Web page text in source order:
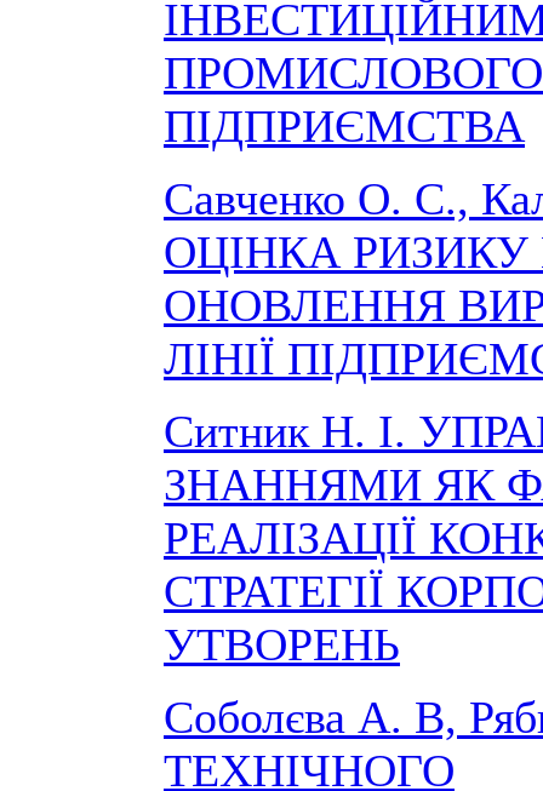
ПРОМИСЛОВОГО
ПІДПРИЄМСТВА
Савченко О. С.,
ОЦІНКА
ОНОВЛЕННЯ
ЛІНІЇ
Ситник Н. І.
ЗНАННЯМИ ЯК
РЕАЛІЗАЦІЇ
СТРАТЕГІЇ
УТВОРЕНЬ
Соболєва А. В,
ТЕХНІЧНОГО